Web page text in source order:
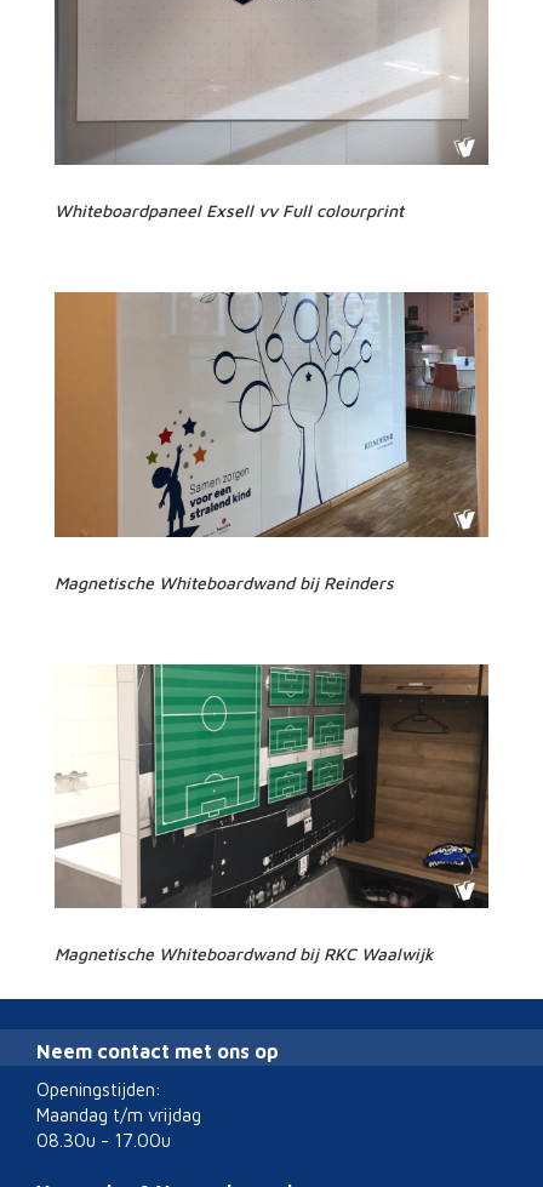
Whiteboardpaneel Exsell vv Full colourprint
Magnetische Whiteboardwand bij Reinders
Magnetische Whiteboardwand bij RKC Waalwijk
Neem contact met ons op
Openingstijden:
Maandag t/m vrijdag
08.30u - 17.00u